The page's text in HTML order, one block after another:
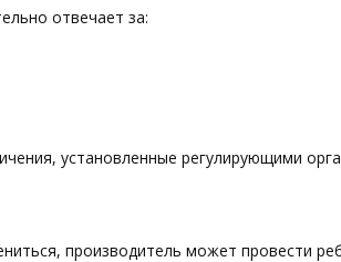
отвечает за:
установленные регулирующими
производитель может провести